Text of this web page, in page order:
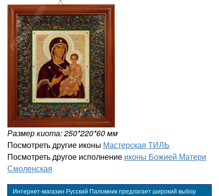
Размер киота: 250*220*60 мм
Посмотреть другие иконы Мастерская ТИЛЬ
Посмотреть другое исполнение иконы Божией Матери
Смоленская
Интернет-магазин Русский Паломник предлагает широкий выбор